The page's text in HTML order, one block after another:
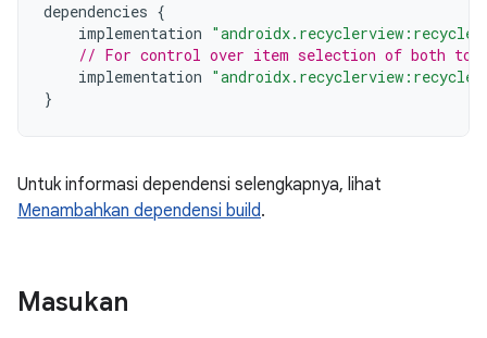
dependencies {
implementation
// For control over item selection of both
implementation
}
Untuk informasi dependensi selengkapnya, lihat
Menambahkan dependensi build.
Masukan